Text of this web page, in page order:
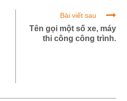
Bài viết sau
Tên gọi một số xe, máy
thi công công trình.